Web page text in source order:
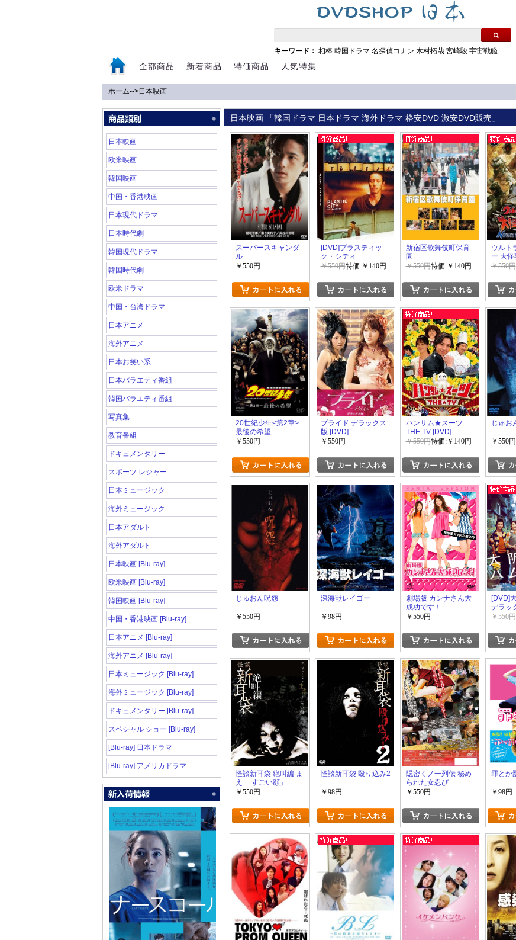
キーワード： 相棒 韓国ドラマ 名探偵コナン 木村拓哉 宮崎駿 宇宙戦艦
全部商品 新着商品 特価商品 人気特集
ホーム-->日本映画
日本映画
欧米映画
韓国映画
中国・香港映画
日本現代ドラマ
日本時代劇
韓国現代ドラマ
韓国時代劇
欧米ドラマ
中国・台湾ドラマ
日本アニメ
海外アニメ
日本お笑い系
日本バラエティ番組
韓国バラエティ番組
写真集
教育番組
ドキュメンタリー
スポーツ レジャー
日本ミュージック
海外ミュージック
日本アダルト
海外アダルト
日本映画 [Blu-ray]
欧米映画 [Blu-ray]
韓国映画 [Blu-ray]
中国・香港映画 [Blu-ray]
日本アニメ [Blu-ray]
海外アニメ [Blu-ray]
日本ミュージック [Blu-ray]
海外ミュージック [Blu-ray]
ドキュメンタリー [Blu-ray]
スペシャル ショー [Blu-ray]
[Blu-ray] 日本ドラマ
[Blu-ray] アメリカドラマ
日本映画 「韓国ドラマ 日本ドラマ 海外ドラマ 格安DVD 激安DVD販売」
スーパースキャンダ
ル
￥550円
[DVD]プラスティッ
ク・シティ
PLASTIC CITY「邦画
￥550円特価:￥140円
新宿区歌舞伎町保育
園
￥550円特価:￥140円
ウルト
ー 大
￥550円
20世紀少年<第2章>
最後の希望
￥550円
プライド デラックス
版 [DVD]
￥550円
ハンサム★スーツ
THE TV [DVD]
￥550円特価:￥140円
じゅお
￥550円
じゅおん呪怨
￥550円
深海獣レイゴー
￥98円
劇場版 カンナさん大
成功です！
￥550円
[DVD]
デラッ
DVD」
￥550円
怪談新耳袋 絶叫編 ま
え 「すごい顔」
￥550円
怪談新耳袋 殴り込み2
￥98円
隠密くノ一列伝 秘め
られた女忍び
￥550円
罪とか
￥98円
0